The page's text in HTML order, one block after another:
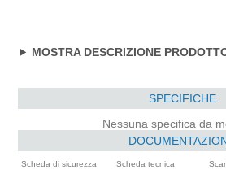
MOSTRA DESCRIZIONE
SPECIFICHE
Nessuna specifica da
Scheda di sicurezza Scheda tecnica